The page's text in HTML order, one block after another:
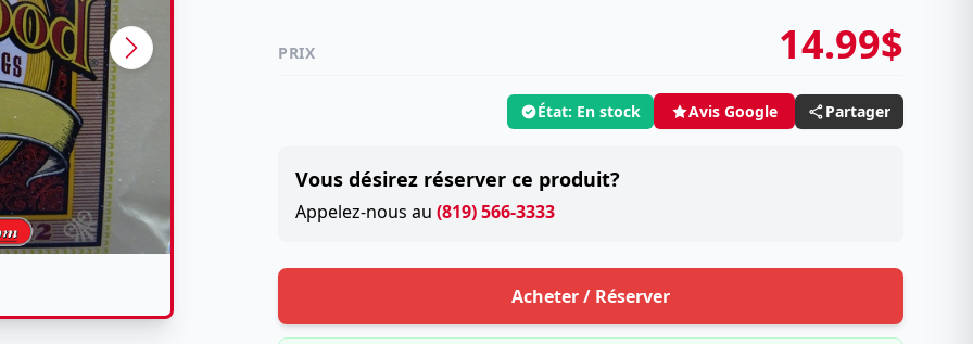
PRIX 14.99$
État: En stock Avis Google Partager
Vous désirez réserver ce produit?
Appelez-nous au (819) 566-3333
Acheter / Réserver